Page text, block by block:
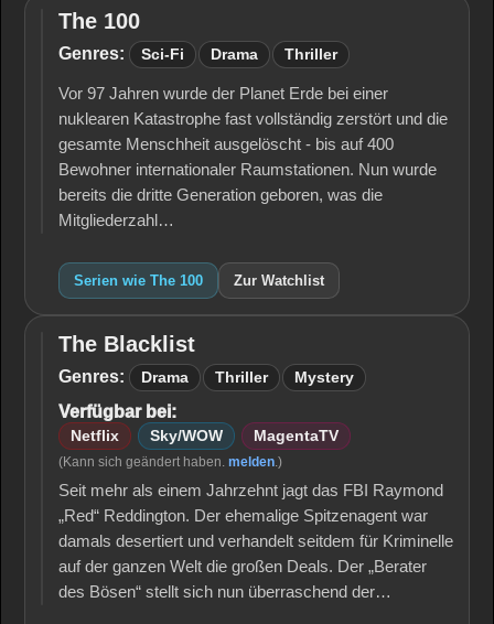
The
100
The 100
Genres: Sci-Fi Drama Thriller
Vor 97 Jahren wurde der Planet Erde bei einer
nuklearen Katastrophe fast vollständig zerstört und die
gesamte Menschheit ausgelöscht - bis auf 400
Bewohner internationaler Raumstationen. Nun wurde
bereits die dritte Generation geboren, was die
Mitgliederzahl…
Serien wie The 100 Zur Watchlist
The
Blacklist
The Blacklist
Genres: Drama Thriller Mystery
Verfügbar bei:
Netflix Sky/WOW MagentaTV
(Kann sich geändert haben. melden.)
Seit mehr als einem Jahrzehnt jagt das FBI Raymond
„Red“ Reddington. Der ehemalige Spitzenagent war
damals desertiert und verhandelt seitdem für Kriminelle
auf der ganzen Welt die großen Deals. Der „Berater
des Bösen“ stellt sich nun überraschend der…